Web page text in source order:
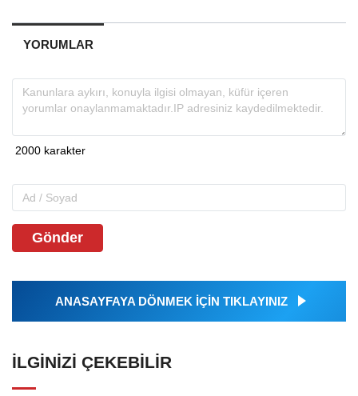
YORUMLAR
Gönder
ANASAYFAYA DÖNMEK İÇİN TIKLAYINIZ
İLGINIZI ÇEKEBILIR